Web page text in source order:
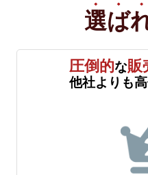
選ば
圧倒的な販
他社よりも